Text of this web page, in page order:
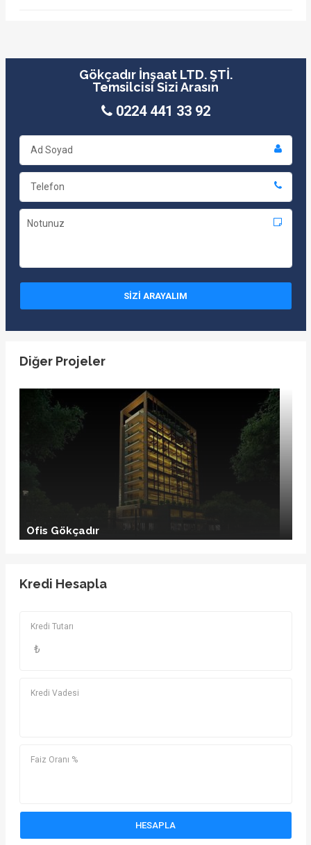
Gökçadır İnşaat LTD. ŞTİ.
Temsilcisi Sizi Arasın
0224 441 33 92
Diğer Projeler
Ofis Gökçadır
Kredi Hesapla
Kredi Tutarı
₺
Kredi Vadesi
Faiz Oranı %